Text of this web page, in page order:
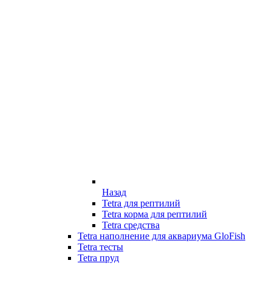
Назад
Tetra для рептилий
Tetra корма для рептилий
Tetra средства
Tetra наполнение для аквариума GloFish
Tetra тесты
Tetra пруд